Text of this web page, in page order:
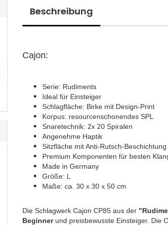
Beschreibung
Cajon:
Serie: Rudiments
Ideal für Einsteiger
Schlagfläche: Birke mit Design-Print
Korpus: resourcenschonendes SPL
Snaretechnik: 2x 20 Spiralen
Angenehme Haptik
Sitzfläche mit Anti-Rutsch-Beschichtung
Premium Komponenten für besten
Made in Germany
Größe: L
Maße: ca. 30 x 30 x 50 cm
Die Schlagwerk Cajon CP85 aus der
Beginner und preisbewusste Einsteiger. Die